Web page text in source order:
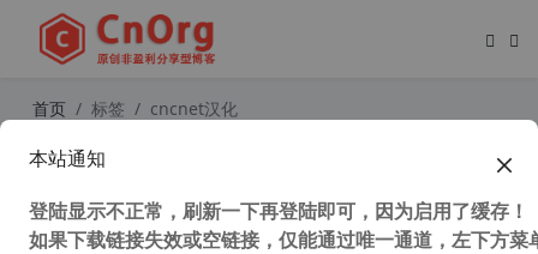
首页 标签 cncnet汉化
超多地图
本站通知
登陆显示不正常，刷新一下再登陆即可，因为启用了缓存！
如果下载链接失效或空链接，仅能通过唯一通道，左下方菜